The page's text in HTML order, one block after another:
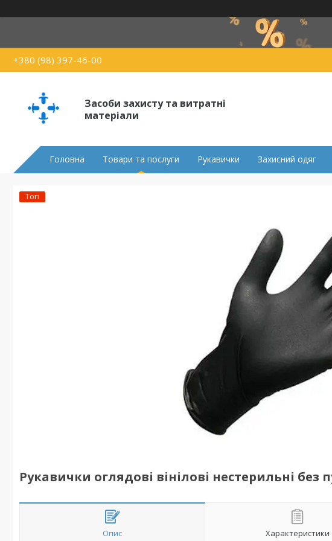
+380 (98) 397-46-00
Засоби захисту та витратні
матеріали
Головна Товари та послуги Рукавички Захисний одяг
Топ
Рукавички оглядові вінілові нестерильні без
Опис Характеристики